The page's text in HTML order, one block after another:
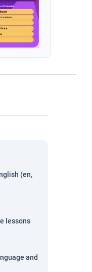
(en,
lessons
and